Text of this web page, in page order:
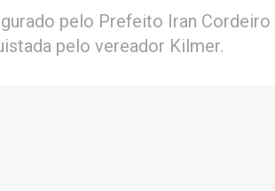
pelo Prefeito Iran
pelo vereador Kilmer.